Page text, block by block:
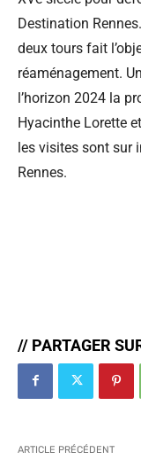
Destination
deux tours fait
réaménagement.
l’horizon 2024 la
Hyacinthe Lorette
les visites sont sur
Rennes.
// PARTAGER
ARTICLE PRÉCÉDENT